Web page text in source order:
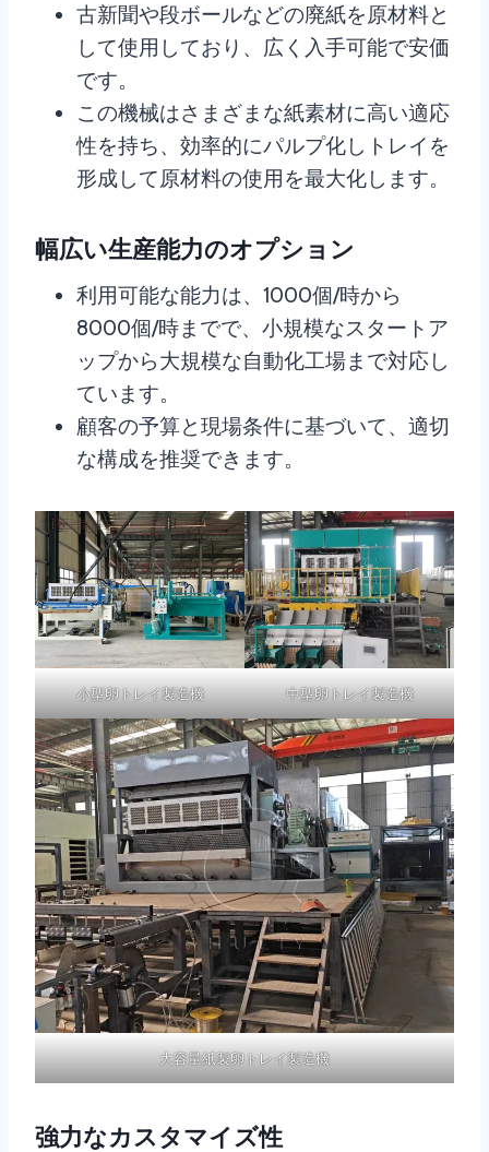
古新聞や段ボールなどの廃紙を原材料と
して使用しており、広く入手可能で安価
です。
この機械はさまざまな紙素材に高い適応
性を持ち、効率的にパルプ化しトレイを
形成して原材料の使用を最大化します。
幅広い生産能力のオプション
利用可能な能力は、1000個/時から
8000個/時までで、小規模なスタートア
ップから大規模な自動化工場まで対応し
ています。
顧客の予算と現場条件に基づいて、適切
な構成を推奨できます。
小型卵トレイ製造機 中型卵トレイ製造機
大容量紙製卵トレイ製造機
強力なカスタマイズ性